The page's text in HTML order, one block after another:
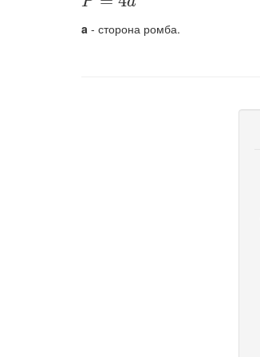
a - сторона ромба.